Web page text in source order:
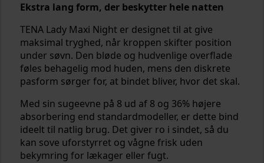
Ekstra lang form, der beskytter hele natten
TENA Lady Maxi Night er designet til at give
maksimal tryghed, når kroppen skifter position
under søvn. Den bløde og hudvenlige overflade
føles behagelig mod huden, mens den diskrete
pasform sørger for, at bindet bliver, hvor det skal.
Med sin sugeevne på 8 ud af 8 og 36% højere
absorbering end standardmodeller, er dette bind
ideelt til natlig brug. Det giver ro i sindet, så du
kan sove uforstyrret og vågne frisk uden
bekymring for lækager eller fugt.